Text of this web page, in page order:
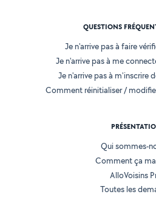
QUESTIONS
Je n'arrive pas à faire
Je n'arrive pas à me
Je n'arrive pas à m'inscrire
Comment réinitialiser /
Qui sommes-
Comment ça
AlloVoisins
Toutes les